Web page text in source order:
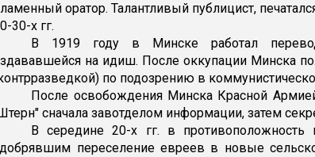
оратор. Талантливый публицист,
30-х гг.
В 1919 году в Минске работал
на идиш. После оккупации Минска
по подозрению в
После освобождения Минска Красной
сначала завотделом информации, затем
В середине 20-х гг. в
переселение евреев в новые